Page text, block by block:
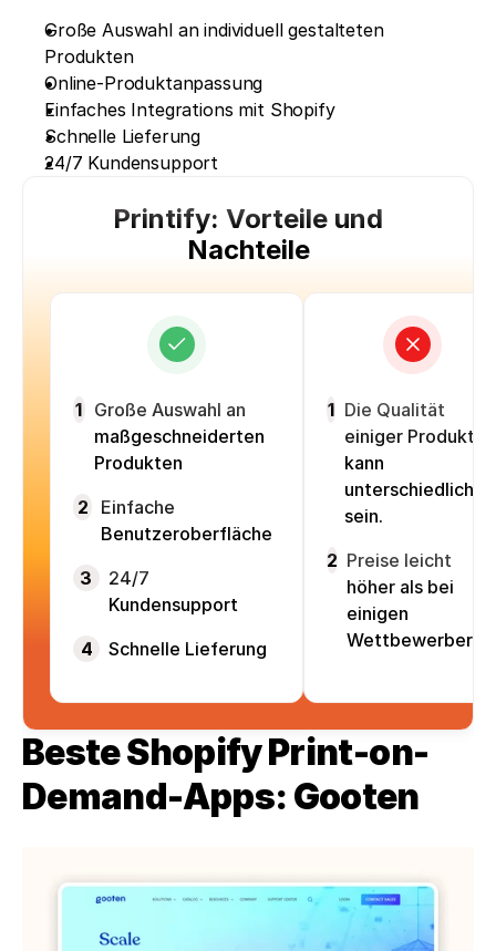
Große Auswahl an individuell gestalteten
Produkten
Online-Produktanpassung
Einfaches Integrations mit Shopify
Schnelle Lieferung
24/7 Kundensupport
Printify: Vorteile und
Nachteile
1 Große Auswahl an
maßgeschneiderten
Produkten
2
Einfache
Benutzeroberfläche
3
24/7
Kundensupport
4
Schnelle Lieferung
1 Die Qualität
einiger Produkte
kann
unterschiedlich
sein.
2 Preise leicht
höher als bei
einigen
Wettbewerbern
Beste Shopify Print-on-
Demand-Apps: Gooten